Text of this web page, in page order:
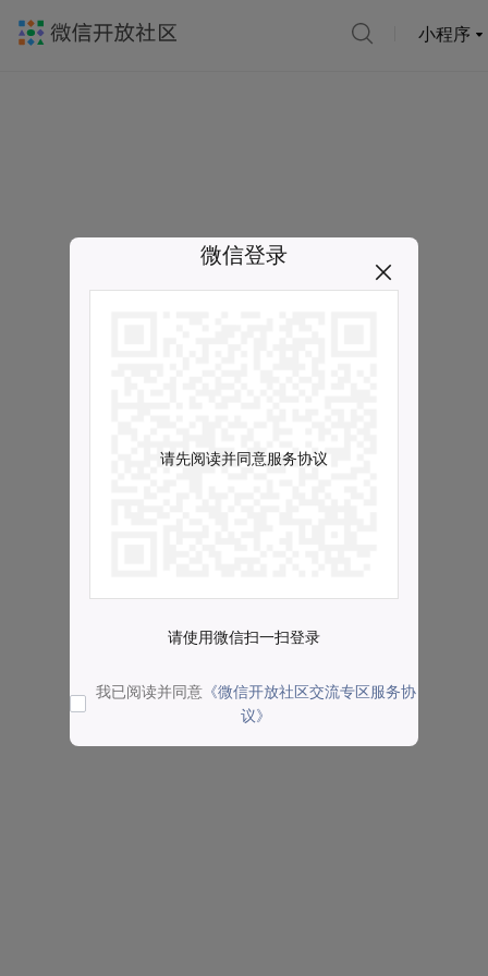
小程序
微信登录
请先阅读并同意服务协议
请使用微信扫一扫登录
我已阅读并同意 《微信开放社区交流专区服务协
议》